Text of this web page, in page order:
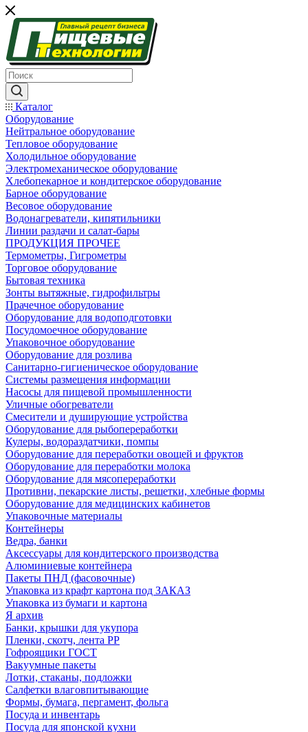
Каталог
Оборудование
Нейтральное оборудование
Тепловое оборудование
Холодильное оборудование
Электромеханическое оборудование
Хлебопекарное и кондитерское оборудование
Барное оборудование
Весовое оборудование
Водонагреватели, кипятильники
Линии раздачи и салат-бары
ПРОДУКЦИЯ ПРОЧЕЕ
Термометры, Гигрометры
Торговое оборудование
Бытовая техника
Зонты вытяжные, гидрофильтры
Прачечное оборудование
Оборудование для водоподготовки
Посудомоечное оборудование
Упаковочное оборудование
Оборудование для розлива
Санитарно-гигиеническое оборудование
Системы размещения информации
Насосы для пищевой промышленности
Уличные обогреватели
Смесители и душирующие устройства
Оборудование для рыбопереработки
Кулеры, водораздатчики, помпы
Оборудование для переработки овощей и фруктов
Оборудование для переработки молока
Оборудование для мясопереработки
Противни, пекарские листы, решетки, хлебные формы
Оборудование для медицинских кабинетов
Упаковочные материалы
Контейнеры
Ведра, банки
Аксессуары для кондитерского производства
Алюминиевые контейнера
Пакеты ПНД (фасовочные)
Упаковка из крафт картона под ЗАКАЗ
Упаковка из бумаги и картона
Я архив
Банки, крышки для укупора
Пленки, скотч, лента РР
Гофроящики ГОСТ
Вакуумные пакеты
Лотки, стаканы, подложки
Салфетки влаговпитывающие
Формы, бумага, пергамент, фольга
Посуда и инвентарь
Посуда для японской кухни